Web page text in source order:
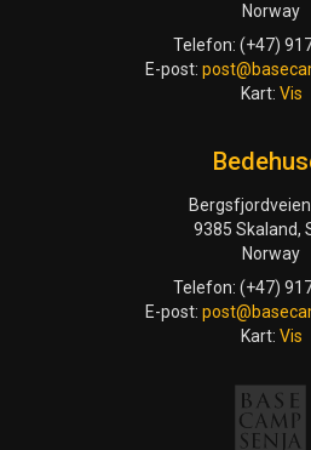
Norway
Telefon: (+47)
E-post:
Kart: Vis
9385 Skaland,
Norway
Telefon: (+47)
E-post:
Kart: Vis